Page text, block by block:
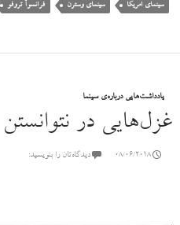
سینمای امریکا سینمای وسترن فرانسوآ تروفو
یادداشت‌هایی درباره‌ی سینما
غزل‌هایی در نتوانستن
08/06/2018 دیدگاه‌تان را بنویسید: